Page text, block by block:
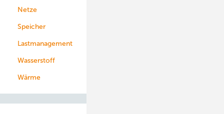
Netze
Speicher
Lastmanagement
Wasserstoff
Wärme